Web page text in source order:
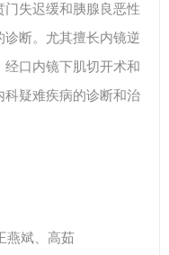
门失迟缓和胰腺良恶性
诊断。尤其擅长内镜逆
口内镜下肌切开术和
科疑难疾病的诊断和治
燕斌、高茹